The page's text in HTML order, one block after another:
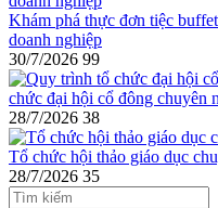
Khám phá thực đơn tiệc
doanh nghiệp
30/7/2026 99
chức đại hội cổ đông chuyên
28/7/2026 38
Tổ chức hội thảo giáo dục
28/7/2026 35